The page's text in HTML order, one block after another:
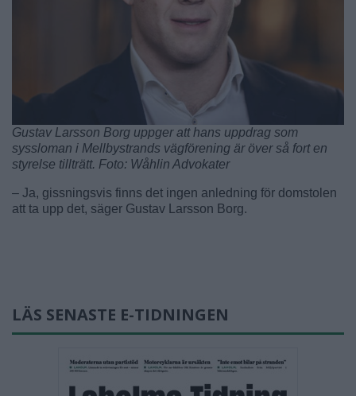
Gustav Larsson Borg uppger att hans uppdrag som
syssloman i Mellbystrands vägförening är över så fort en
styrelse tillträtt. Foto: Wåhlin Advokater
– Ja, gissningsvis finns det ingen anledning för domstolen
att ta upp det, säger Gustav Larsson Borg.
LÄS SENASTE E-TIDNINGEN